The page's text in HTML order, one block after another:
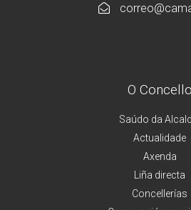
O Concello
Saúdo da
Actualidade
Axenda
Liña directa
Concellerías